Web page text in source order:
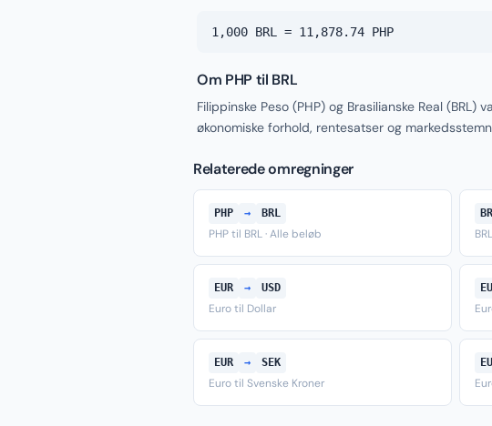
1,000 BRL = 11,878.74 PHP
Om PHP til BRL
Filippinske Peso (PHP) og Brasilianske Real (BRL)
økonomiske forhold, rentesatser og
Relaterede omregninger
PHP → BRL
PHP til BRL · Alle beløb
EUR → USD
Euro til Dollar
EUR → SEK
Euro til Svenske Kroner